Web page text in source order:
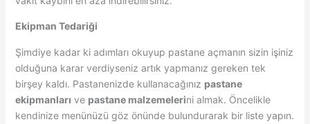
Ekipman Tedariği
Şimdiye kadar ki adımları okuyup pastane açmanın sizin işiniz
olduğuna karar verdiyseniz artık yapmanız gereken tek
birşey kaldı. Pastanenizde kullanacağınız pastane
ekipmanları ve pastane malzemelerini almak. Öncelikle
kendinize menünüzü göz önünde bulundurarak bir liste yapın.